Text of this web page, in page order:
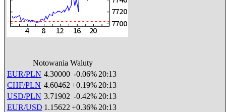
Notowania Waluty
EUR/PLN 4.30000 -0.06% 20:13
CHF/PLN 4.60462 +0.19% 20:13
USD/PLN 3.71902 -0.42% 20:13
EUR/USD 1.15622 +0.36% 20:13